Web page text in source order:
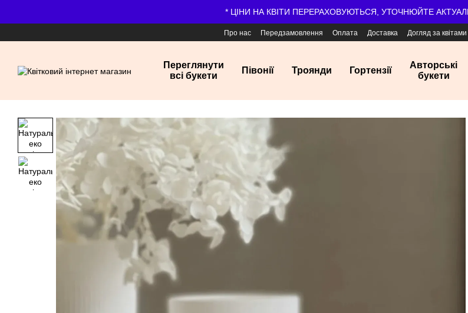
* ЦІНИ НА КВІТИ ПЕРЕРАХОВУЮТЬСЯ, УТОЧНЮЙТЕ
Про нас Передзамовлення Оплата Доставка Догляд за квітами
Переглянути
всі букети
Півонії Троянди Гортензії
Авторські
букети